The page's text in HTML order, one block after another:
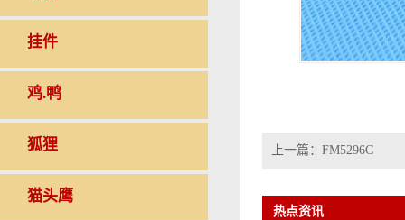
挂件
鸡.鸭
狐狸
猫头鹰
上一篇： FM5296C
热点资讯